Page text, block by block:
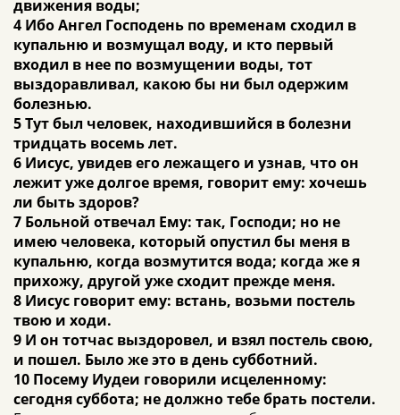
движения воды;
4 Ибо Ангел Господень по временам сходил в
купальню и возмущал воду, и кто первый
входил в нее по возмущении воды, тот
выздоравливал, какою бы ни был одержим
болезнью.
5 Тут был человек, находившийся в болезни
тридцать восемь лет.
6 Иисус, увидев его лежащего и узнав, что он
лежит уже долгое время, говорит ему: хочешь
ли быть здоров?
7 Больной отвечал Ему: так, Господи; но не
имею человека, который опустил бы меня в
купальню, когда возмутится вода; когда же я
прихожу, другой уже сходит прежде меня.
8 Иисус говорит ему: встань, возьми постель
твою и ходи.
9 И он тотчас выздоровел, и взял постель свою,
и пошел. Было же это в день субботний.
10 Посему Иудеи говорили исцеленному:
сегодня суббота; не должно тебе брать постели.